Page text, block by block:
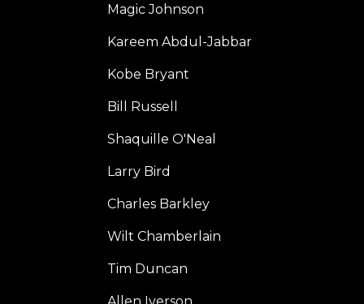
Magic Johnson
Kareem Abdul-Jabbar
Kobe Bryant
Bill Russell
Shaquille O'Neal
Larry Bird
Charles Barkley
Wilt Chamberlain
Tim Duncan